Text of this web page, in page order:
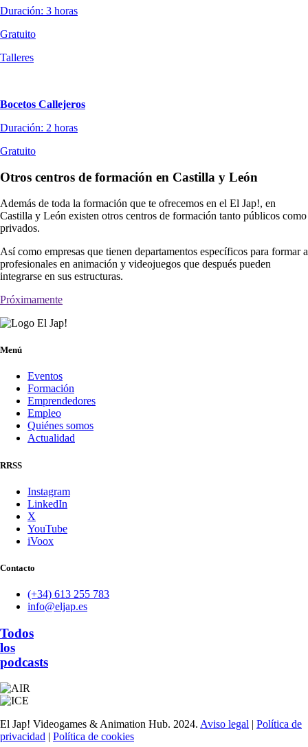
Duración: 3 horas
Gratuito
Talleres
Bocetos Callejeros
Duración: 2 horas
Gratuito
Otros centros de formación en Castilla y León
Además de toda la formación que te ofrecemos en el El Jap!, en
Castilla y León existen otros centros de formación tanto públicos como
privados.
Así como empresas que tienen departamentos específicos para formar a
profesionales en animación y videojuegos que después pueden
integrarse en sus estructuras.
Próximamente
Menú
Eventos
Formación
Emprendedores
Empleo
Quiénes somos
Actualidad
RRSS
Instagram
LinkedIn
X
YouTube
iVoox
Contacto
(+34) 613 255 783
info@eljap.es
Todos
los
podcasts
El Jap! Videogames & Animation Hub. 2024. Aviso legal | Política de
privacidad | Política de cookies